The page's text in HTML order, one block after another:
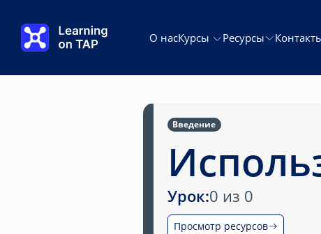
О насКурсы Ресурсы
Введение
Урок:0 из 0
Просмотр ресурсов